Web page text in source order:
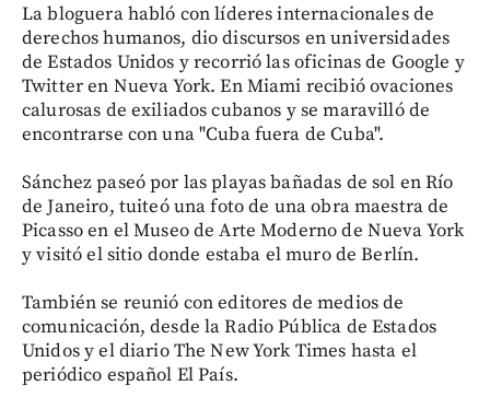
La bloguera habló con líderes internacionales de
derechos humanos, dio discursos en universidades
de Estados Unidos y recorrió las oficinas de Google y
Twitter en Nueva York. En Miami recibió ovaciones
calurosas de exiliados cubanos y se maravilló de
encontrarse con una "Cuba fuera de Cuba".
Sánchez paseó por las playas bañadas de sol en Río
de Janeiro, tuiteó una foto de una obra maestra de
Picasso en el Museo de Arte Moderno de Nueva York
y visitó el sitio donde estaba el muro de Berlín.
También se reunió con editores de medios de
comunicación, desde la Radio Pública de Estados
Unidos y el diario The New York Times hasta el
periódico español El País.